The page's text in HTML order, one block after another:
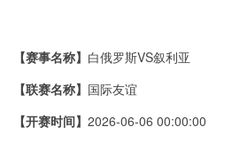
比赛介绍
【赛事名称】 白俄罗斯VS叙利亚
【联赛名称】 国际友谊
【开赛时间】 2026-06-06 00:00:00